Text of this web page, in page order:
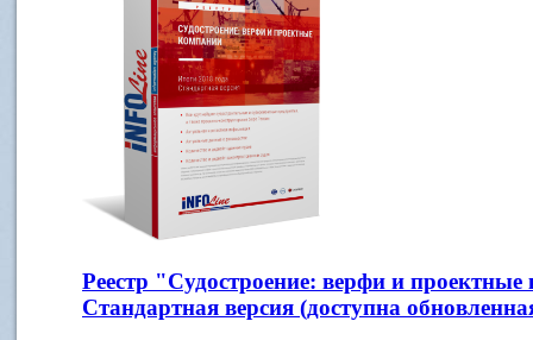
Реестр "Судостроение: верфи и
Стандартная версия (доступна